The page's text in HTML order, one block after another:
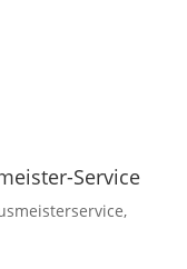
Service
,